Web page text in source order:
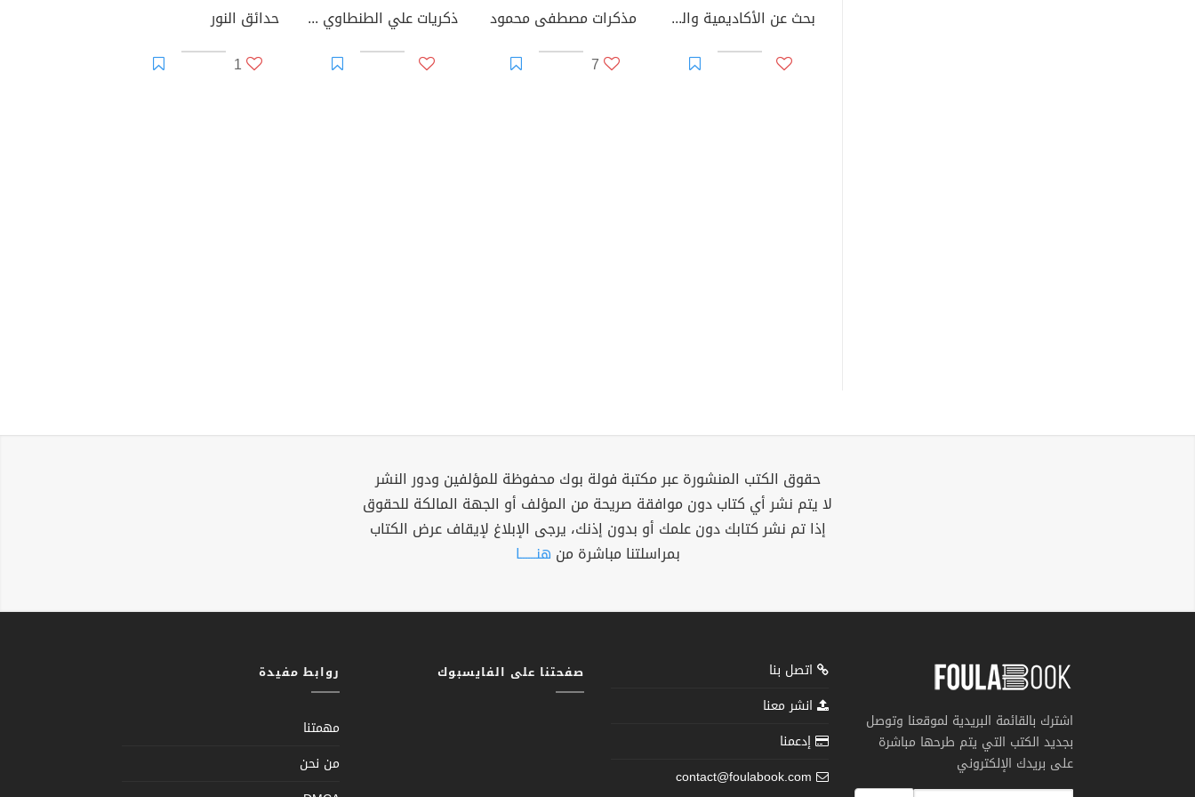
بحث عن الأكاديمية والمخرجة الفلسطينية ليلى عباس
مذكرات مصطفى محمود
7
ذكريات علي الطنطاوي - الجزء الثاني
حدائق النور
1
حقوق الكتب المنشورة عبر مكتبة فولة بوك محفوظة للمؤلفين ودور النشر
لا يتم نشر أي كتاب دون موافقة صريحة من المؤلف أو الجهة المالكة للحقوق
إذا تم نشر كتابك دون علمك أو بدون إذنك، يرجى الإبلاغ لإيقاف عرض الكتاب
بمراسلتنا مباشرة من هنــــــا
اشترك بالقائمة البريدية لموقعنا وتوصل
بجديد الكتب التي يتم طرحها مباشرة
على بريدك الإلكتروني
اتصل بنا
انشر معنا
إدعمنا
contact@foulabook.com
صفحتنا على الفايسبوك روابط مفيدة
مهمتنا
من نحن